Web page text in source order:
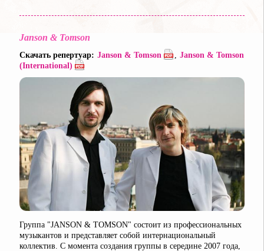
Janson & Tomson
Скачать репертуар: Janson & Tomson , Janson & Tomson
(International)
Группа "JANSON & TOMSON" состоит из профессиональных
музыкантов и представляет собой интернациональный
коллектив. С момента создания группы в середине 2007 года,